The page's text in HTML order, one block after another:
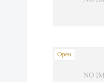
Open